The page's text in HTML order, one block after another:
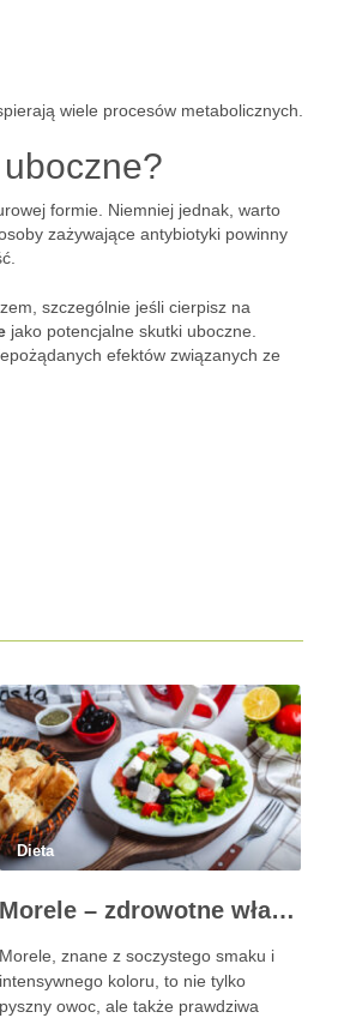
wiele procesów metabolicznych.
formie. Niemniej jednak, warto
osoby zażywające antybiotyki powinny
szczególnie jeśli cierpisz na
jako potencjalne skutki uboczne.
efektów związanych ze
Dieta
Morele – zdrowotne właściwości i wartości odżywcze owoców
Morele, znane z soczystego smaku i
intensywnego koloru, to nie tylko
pyszny owoc, ale także prawdziwa